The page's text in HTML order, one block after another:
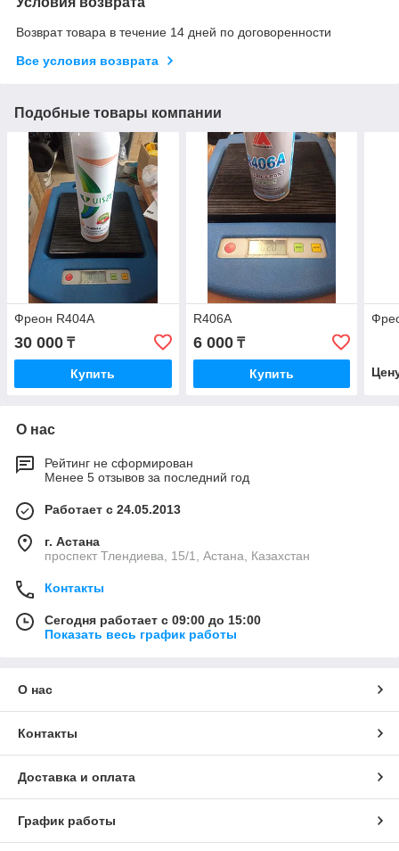
Возврат товара в течение 14 дней по договоренности
Все условия возврата
Подобные товары компании
Фреон R404A
30 000 ₸
Купить
R406A
6 000₸
Купить
О нас
Рейтинг не сформирован
Менее 5 отзывов за последний год
Работает с 24.05.2013
г. Астана
проспект Тлендиева, 15/1, Астана, Казахстан
Контакты
Сегодня работает с 09:00 до 15:00
Показать весь график работы
О нас
Контакты
Доставка и оплата
График работы